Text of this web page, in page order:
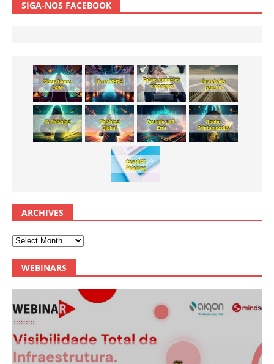
SIGA-NOS FACEBOOK
ARCHIVES
WEBINARS